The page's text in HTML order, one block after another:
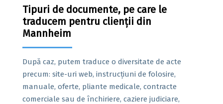
Tipuri de documente, pe care le
traducem pentru clienții din
Mannheim
După caz, putem traduce o diversitate de acte
precum: site-uri web, instrucțiuni de folosire,
manuale, oferte, pliante medicale, contracte
comerciale sau de închiriere, caziere judiciare,